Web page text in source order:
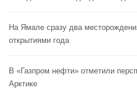
На Ямале сразу два
открытиями года
В «Газпром нефти» отметили
Арктике